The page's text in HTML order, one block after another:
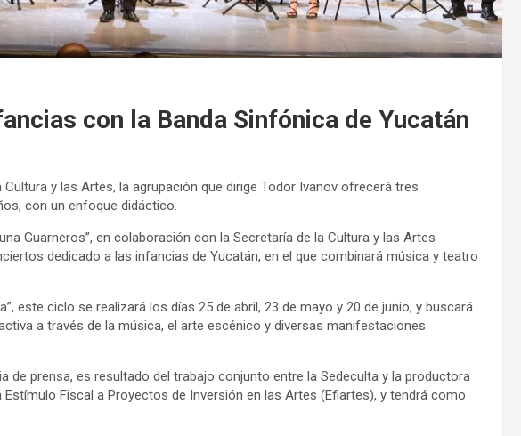
con la Banda Sinfónica de Yucatán
y las Artes, la agrupación que dirige Todor Ivanov ofrecerá tres
con un enfoque didáctico.
Guarneros”, en colaboración con la Secretaría de la Cultura y las Artes
dedicado a las infancias de Yucatán, en el que combinará música y teatro
este ciclo se realizará los días 25 de abril, 23 de mayo y 20 de junio, y buscará
a través de la música, el arte escénico y diversas manifestaciones
de prensa, es resultado del trabajo conjunto entre la Sedeculta y la productora
Fiscal a Proyectos de Inversión en las Artes (Efiartes), y tendrá como